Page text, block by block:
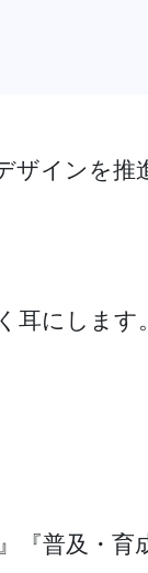
ザインを推
耳にします。
『普及・育